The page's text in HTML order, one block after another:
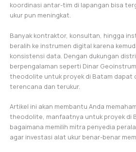
koordinasi antar-tim di lapangan bisa
ukur pun meningkat.
Banyak kontraktor, konsultan, hingga
beralih ke instrumen digital karena
konsistensi data. Dengan dukungan
berpengalaman seperti Dinar
theodolite untuk proyek di Batam dapat
terencana dan terukur.
Artikel ini akan membantu Anda
theodolite, manfaatnya untuk proyek di
bagaimana memilih mitra penyedia
agar investasi alat ukur benar-benar